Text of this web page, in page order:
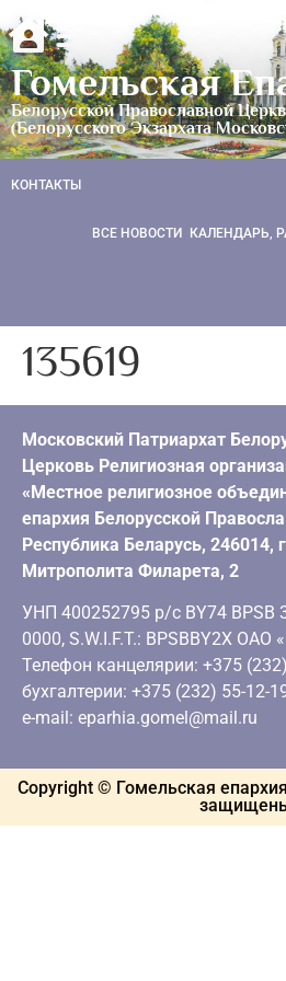
Гомельская
Белорусской Православной
(Белорусского Экзархата
КОНТАКТЫ
ВСЕ НОВОСТИ КАЛЕНДАРЬ,
135619
Московский Патриархат
Церковь Религиозная
«Местное религиозное
епархия Белорусской
Республика Беларусь, 246014,
Митрополита Филарета, 2
УНП 400252795 р/с BY74 BPSB
0000, S.W.I.F.T.: BPSBBY2X ОАО
Телефон канцелярии: +375
бухгалтерии: +375 (232) 55-12-
e-mail: eparhia.gomel@mail.ru
Copyright © Гомельская